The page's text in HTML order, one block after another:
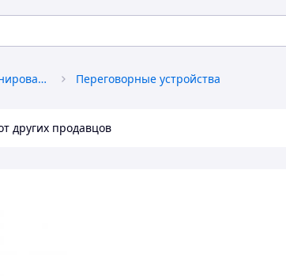
Средства связи и позиционирования Переговорные устройства
других продавцов